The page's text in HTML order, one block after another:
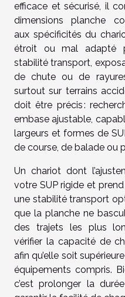
efficace et sécurisé, il
dimensions planche
aux spécificités du
étroit ou mal adapté
stabilité transport,
de chute ou de
surtout sur terrains
doit être précis :
embase ajustable,
largeurs et formes de
de course, de balade ou
Un chariot dont
votre SUP rigide et
une stabilité transport
que la planche ne
des trajets les plus
vérifier la capacité de
afin qu’elle soit
équipements compris.
c’est prolonger la